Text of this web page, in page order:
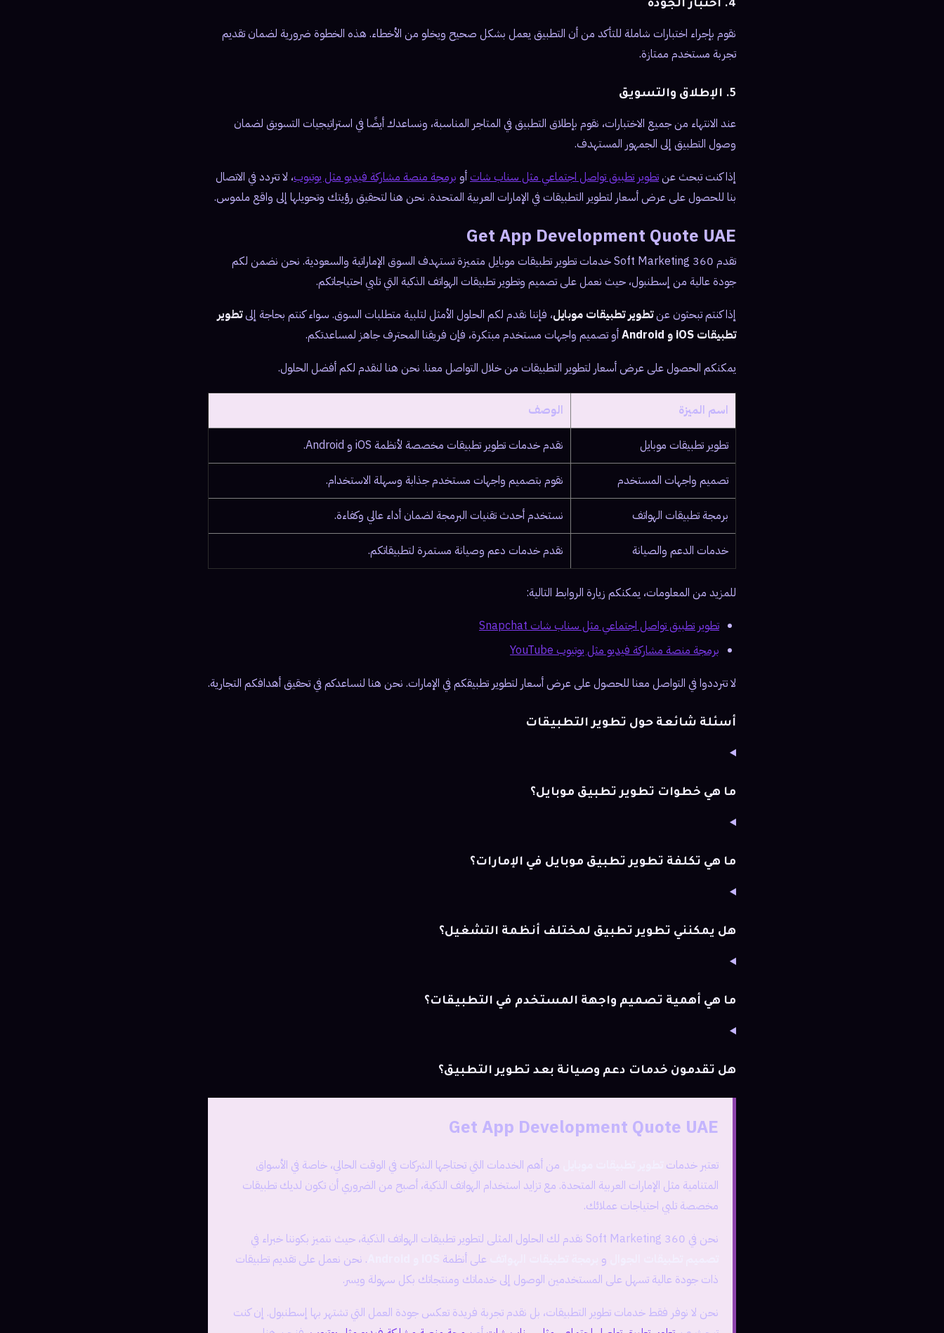
4. اختبار الجودة
نقوم بإجراء اختبارات شاملة للتأكد من أن التطبيق يعمل بشكل صحيح ويخلو من الأخطاء. هذه الخطوة ضرورية لضمان تقديم
تجربة مستخدم ممتازة.
5. الإطلاق والتسويق
عند الانتهاء من جميع الاختبارات، نقوم بإطلاق التطبيق في المتاجر المناسبة، ونساعدك أيضًا في استراتيجيات التسويق لضمان
وصول التطبيق إلى الجمهور المستهدف.
إذا كنت تبحث عنتطوير تطبيق تواصل اجتماعي مثل سناب شاتأو برمجة منصة مشاركة فيديو مثل يوتيوب، لا تتردد في الاتصال
بنا للحصول على عرض أسعار لتطوير التطبيقات في الإمارات العربية المتحدة. نحن هنا لتحقيق رؤيتك وتحويلها إلى واقع ملموس.
Get App Development Quote UAE
تقدم 360 Soft Marketing خدمات تطوير تطبيقات موبايل متميزة تستهدف السوق الإماراتية والسعودية. نحن نضمن لكم
جودة عالية من إسطنبول، حيث نعمل على تصميم وتطوير تطبيقات الهواتف الذكية التي تلبي احتياجاتكم.
إذا كنتم تبحثون عنتطوير تطبيقات موبايل، فإننا نقدم لكم الحلول الأمثل لتلبية متطلبات السوق. سواء كنتم بحاجة إلىتطوير
تطبيقات iOS و Android
أو تصميم واجهات مستخدم مبتكرة، فإن فريقنا المحترف جاهز لمساعدتكم.
يمكنكم الحصول على عرض أسعار لتطوير التطبيقات من خلال التواصل معنا. نحن هنا لنقدم لكم أفضل الحلول.
اسم الميزة الوصف
تطوير تطبيقات موبايل نقدم خدمات تطوير تطبيقات مخصصة لأنظمة iOS و Android.
تصميم واجهات المستخدم نقوم بتصميم واجهات مستخدم جذابة وسهلة الاستخدام.
برمجة تطبيقات الهواتف نستخدم أحدث تقنيات البرمجة لضمان أداء عالي وكفاءة.
خدمات الدعم والصيانة نقدم خدمات دعم وصيانة مستمرة لتطبيقاتكم.
للمزيد من المعلومات، يمكنكم زيارة الروابط التالية:
تطوير تطبيق تواصل اجتماعي مثل سناب شات Snapchat
برمجة منصة مشاركة فيديو مثل يوتيوب YouTube
لا تترددوا في التواصل معنا للحصول على عرض أسعار لتطوير تطبيقكم في الإمارات. نحن هنا لنساعدكم في تحقيق أهدافكم التجارية.
أسئلة شائعة حول تطوير التطبيقات
ما هي خطوات تطوير تطبيق موبايل؟
ما هي تكلفة تطوير تطبيق موبايل في الإمارات؟
هل يمكنني تطوير تطبيق لمختلف أنظمة التشغيل؟
ما هي أهمية تصميم واجهة المستخدم في التطبيقات؟
هل تقدمون خدمات دعم وصيانة بعد تطوير التطبيق؟
Get App Development Quote UAE
تعتبر خدمات
من أهم الخدمات التي تحتاجها الشركات في الوقت الحالي، خاصة في الأسواق
المتنامية مثل الإمارات العربية المتحدة. مع تزايد استخدام الهواتف الذكية، أصبح من الضروري أن تكون لديك تطبيقات
مخصصة تلبي احتياجات عملائك.
نحن في 360 Soft Marketing نقدم لك الحلول المثلى لتطوير تطبيقات الهواتف الذكية، حيث نتميز بكوننا خبراء في
و على أنظمة
. نحن نعمل على تقديم تطبيقات
ذات جودة عالية تسهل على المستخدمين الوصول إلى خدماتك ومنتجاتك بكل سهولة ويسر.
نحن لا نوفر فقط خدمات تطوير التطبيقات، بل نقدم تجربة فريدة تعكس جودة العمل التي تشتهر بها إسطنبول. إن كنت